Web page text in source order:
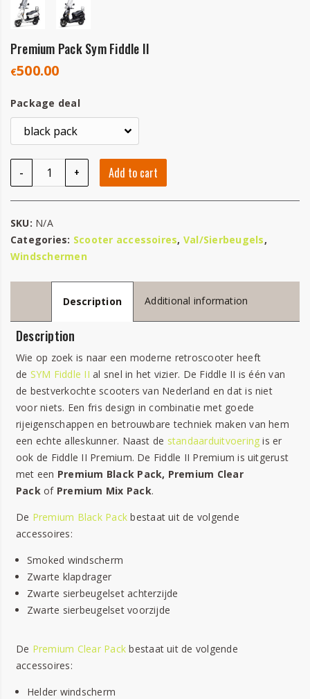
Premium Pack Sym Fiddle II
€500.00
Package deal
-
Premium Pack Sym Fiddle II quantity
+ Add to cart
SKU: N/A
Categories: Scooter accessoires, Val/Sierbeugels,
Windschermen
Description Additional information
Description
Wie op zoek is naar een moderne retroscooter heeft
de SYM Fiddle II al snel in het vizier. De Fiddle II is één van
de bestverkochte scooters van Nederland en dat is niet
voor niets. Een fris design in combinatie met goede
rijeigenschappen en betrouwbare techniek maken van hem
een echte alleskunner. Naast de standaarduitvoering is er
ook de Fiddle II Premium. De Fiddle II Premium is uitgerust
met een Premium Black Pack, Premium Clear
Packof Premium Mix Pack.
De Premium Black Pack bestaat uit de volgende
accessoires:
Smoked windscherm
Zwarte klapdrager
Zwarte sierbeugelset achterzijde
Zwarte sierbeugelset voorzijde
De Premium Clear Pack bestaat uit de volgende
accessoires:
Helder windscherm